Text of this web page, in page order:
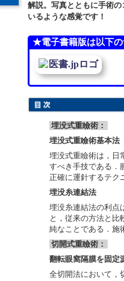
解説。写真とともに手術
いるような感覚です！
★電子書籍版は以下
埋没式重瞼術：
埋没式重瞼術基本法
埋没式重瞼術は，日
すべき手技である．
正確に運針するテク
埋没糸連結法
埋没糸連結法の利点
と，従来の方法と比
純なことである．施
切開式重瞼術：
翻転眼窩隔膜を固定
全切開法において，